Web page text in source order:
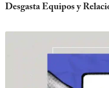
Desgasta Equipos y